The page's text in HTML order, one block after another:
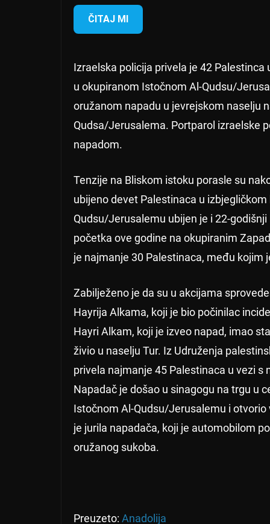
ČITAJ MI
Izraelska policija privela je 42
u okupiranom Istočnom Al-Qudsu/
oružanom napadu u jevrejskom naselju
Qudsa/Jerusalema. Portparol izraelske
napadom.
Tenzije na Bliskom istoku porasle su
ubijeno devet Palestinaca u
Qudsu/Jerusalemu ubijen je i 22-
početka ove godine na okupiranim
je najmanje 30 Palestinaca, među kojim
Zabilježeno je da su u akcijama
Hayrija Alkama, koji je bio počinilac
Hayri Alkam, koji je izveo napad, imao
živio u naselju Tur. Iz Udruženja
privela najmanje 45 Palestinaca u vezi
Napadač je došao u sinagogu na trgu u
Istočnom Al-Qudsu/Jerusalemu i
je jurila napadača, koji je automobilom
oružanog sukoba.
Preuzeto: Anadolija